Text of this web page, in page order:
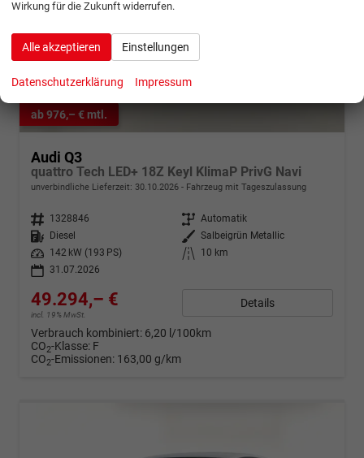
ab 976,– € mtl.
Audi Q3
quattro Tech LED+ 18Z Keyl KlimaP PrivG Navi
unverbindliche Lieferzeit: 30.10.2026 Fahrzeug mit Tageszulassung
Fahrzeugnr. 1328846 Getriebe Automatik
Kraftstoff
Diesel Außenfarbe Salbeigrün Metallic
Leistung
142 kW (193 PS) Kilometerstand
10 km
31.07.2026
49.294,– €
incl. 19% MwSt.
Details
Verbrauch kombiniert: 6,20 l/100km
CO2-Klasse: F
CO2-Emissionen: 163,00 g/km
Wirkung für die Zukunft widerrufen.
Alle akzeptieren Einstellungen
Datenschutzerklärung Impressum